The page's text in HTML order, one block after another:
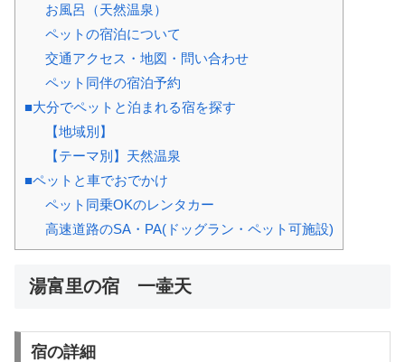
お風呂（天然温泉）
ペットの宿泊について
交通アクセス・地図・問い合わせ
ペット同伴の宿泊予約
■大分でペットと泊まれる宿を探す
【地域別】
【テーマ別】天然温泉
■ペットと車でおでかけ
ペット同乗OKのレンタカー
高速道路のSA・PA(ドッグラン・ペット可施設)
湯富里の宿 一壷天
宿の詳細